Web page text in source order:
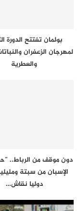
بولمان تفتتح الدورة
لمهرجان الزعفران
والعطرية
دون موقف من الرباط..
الإسبان من سبتة
دوليا نقاش…